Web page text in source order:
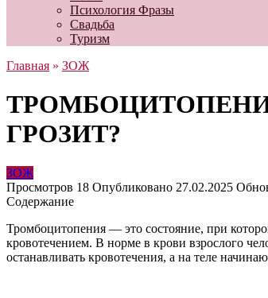
Психология Фразы
Свадьба
Туризм
Главная » ЗОЖ
ГРОЗИТ?
ЗОЖ
Просмотров 18 Опубликовано 27.02.2025
Содержание
Тромбоцитопения — это состояние, при
кровотечением. В норме в крови взрослого
останавливать кровотечения, а на теле